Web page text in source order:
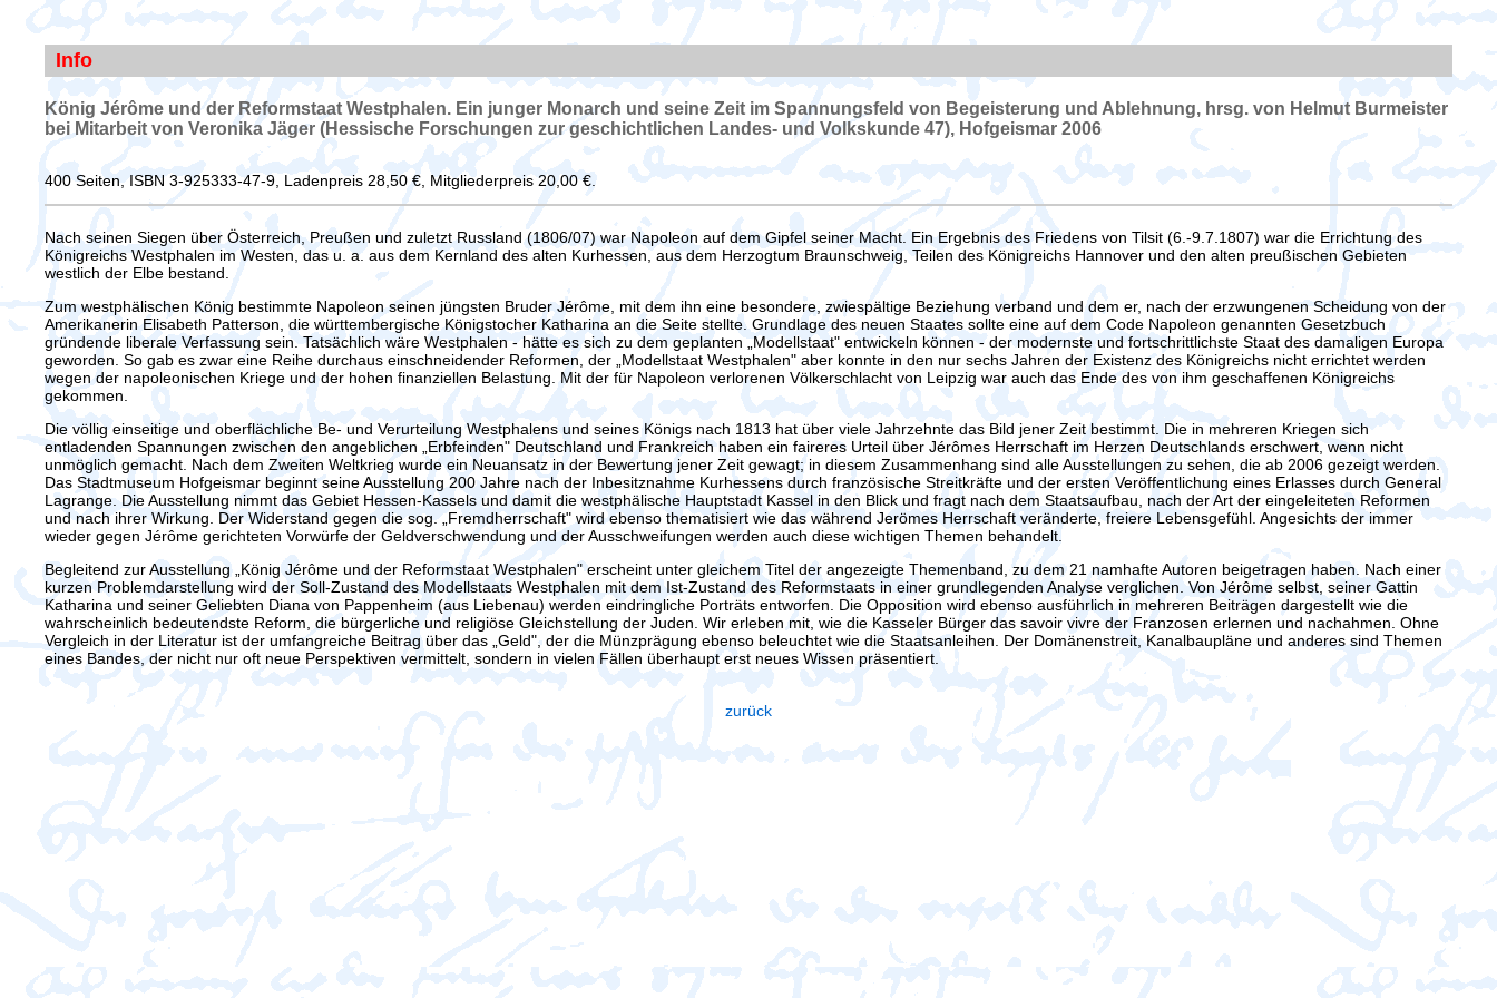
Info
König Jérôme und der Reformstaat Westphalen. Ein junger Monarch und seine Zeit im Spannungsfeld von Begeisterung und Ablehnung, hrsg. von Helmut Burmeister
bei Mitarbeit von Veronika Jäger (Hessische Forschungen zur geschichtlichen Landes- und Volkskunde 47), Hofgeismar 2006
400 Seiten, ISBN 3-925333-47-9, Ladenpreis 28,50 €, Mitgliederpreis 20,00 €.
Nach seinen Siegen über Österreich, Preußen und zuletzt Russland (1806/07) war Napoleon auf dem Gipfel seiner Macht. Ein Ergebnis des Friedens von Tilsit (6.-9.7.1807) war die Errichtung des
Königreichs Westphalen im Westen, das u. a. aus dem Kernland des alten Kurhessen, aus dem Herzogtum Braunschweig, Teilen des Königreichs Hannover und den alten preußischen Gebieten
westlich der Elbe bestand.
Zum westphälischen König bestimmte Napoleon seinen jüngsten Bruder Jérôme, mit dem ihn eine besondere, zwiespältige Beziehung verband und dem er, nach der erzwungenen Scheidung von der
Amerikanerin Elisabeth Patterson, die württembergische Königstocher Katharina an die Seite stellte. Grundlage des neuen Staates sollte eine auf dem Code Napoleon genannten Gesetzbuch
gründende liberale Verfassung sein. Tatsächlich wäre Westphalen - hätte es sich zu dem geplanten „Modellstaat" entwickeln können - der modernste und fortschrittlichste Staat des damaligen Europa
geworden. So gab es zwar eine Reihe durchaus einschneidender Reformen, der „Modellstaat Westphalen" aber konnte in den nur sechs Jahren der Existenz des Königreichs nicht errichtet werden
wegen der napoleonischen Kriege und der hohen finanziellen Belastung. Mit der für Napoleon verlorenen Völkerschlacht von Leipzig war auch das Ende des von ihm geschaffenen Königreichs
gekommen.
Die völlig einseitige und oberflächliche Be- und Verurteilung Westphalens und seines Königs nach 1813 hat über viele Jahrzehnte das Bild jener Zeit bestimmt. Die in mehreren Kriegen sich
entladenden Spannungen zwischen den angeblichen „Erbfeinden" Deutschland und Frankreich haben ein faireres Urteil über Jérômes Herrschaft im Herzen Deutschlands erschwert, wenn nicht
unmöglich gemacht. Nach dem Zweiten Weltkrieg wurde ein Neuansatz in der Bewertung jener Zeit gewagt; in diesem Zusammenhang sind alle Ausstellungen zu sehen, die ab 2006 gezeigt werden.
Das Stadtmuseum Hofgeismar beginnt seine Ausstellung 200 Jahre nach der Inbesitznahme Kurhessens durch französische Streitkräfte und der ersten Veröffentlichung eines Erlasses durch General
Lagrange. Die Ausstellung nimmt das Gebiet Hessen-Kassels und damit die westphälische Hauptstadt Kassel in den Blick und fragt nach dem Staatsaufbau, nach der Art der eingeleiteten Reformen
und nach ihrer Wirkung. Der Widerstand gegen die sog. „Fremdherrschaft" wird ebenso thematisiert wie das während Jerömes Herrschaft veränderte, freiere Lebensgefühl. Angesichts der immer
wieder gegen Jérôme gerichteten Vorwürfe der Geldverschwendung und der Ausschweifungen werden auch diese wichtigen Themen behandelt.
Begleitend zur Ausstellung „König Jérôme und der Reformstaat Westphalen" erscheint unter gleichem Titel der angezeigte Themenband, zu dem 21 namhafte Autoren beigetragen haben. Nach einer
kurzen Problemdarstellung wird der Soll-Zustand des Modellstaats Westphalen mit dem Ist-Zustand des Reformstaats in einer grundlegenden Analyse verglichen. Von Jérôme selbst, seiner Gattin
Katharina und seiner Geliebten Diana von Pappenheim (aus Liebenau) werden eindringliche Porträts entworfen. Die Opposition wird ebenso ausführlich in mehreren Beiträgen dargestellt wie die
wahrscheinlich bedeutendste Reform, die bürgerliche und religiöse Gleichstellung der Juden. Wir erleben mit, wie die Kasseler Bürger das savoir vivre der Franzosen erlernen und nachahmen. Ohne
Vergleich in der Literatur ist der umfangreiche Beitrag über das „Geld", der die Münzprägung ebenso beleuchtet wie die Staatsanleihen. Der Domänenstreit, Kanalbaupläne und anderes sind Themen
eines Bandes, der nicht nur oft neue Perspektiven vermittelt, sondern in vielen Fällen überhaupt erst neues Wissen präsentiert.
zurück